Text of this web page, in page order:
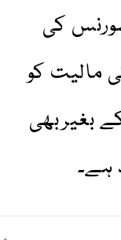
کی
مالیت کو
بغیربھی
ہے۔